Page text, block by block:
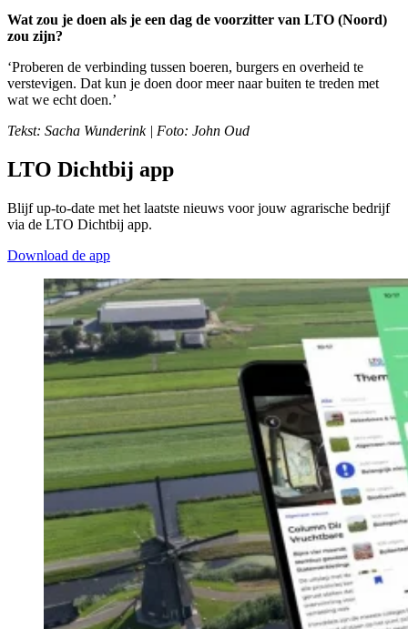
Wat zou je doen als je een dag de voorzitter van LTO (Noord)
zou zijn?
‘Proberen de verbinding tussen boeren, burgers en overheid te
verstevigen. Dat kun je doen door meer naar buiten te treden met
wat we echt doen.’
Tekst: Sacha Wunderink | Foto: John Oud
LTO Dichtbij app
Blijf up-to-date met het laatste nieuws voor jouw agrarische bedrijf
via de LTO Dichtbij app.
Download de app